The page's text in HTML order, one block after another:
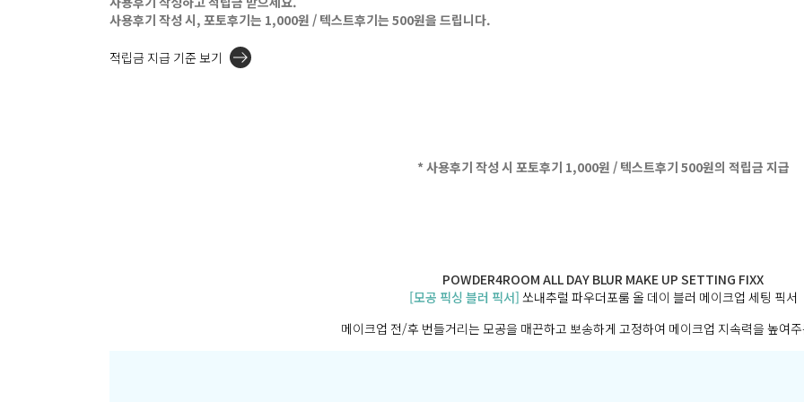
사용후기 작성 시, 포토후기는 1,000원 / 텍스트후기는 500원을 드립니다.
적립금 지급 기준 보기
* 사용후기 작성 시 포토후기 1,000원 / 텍스트후기 500원의 적립금 지급
POWDER4ROOM ALL DAY BLUR MAKE UP SETTING FIXX
[모공 픽싱 블러 픽서] 쏘내추럴 파우더포룸 올 데이 블러 메이크업 세팅 픽서
메이크업 전/후 번들거리는 모공을 매끈하고 뽀송하게 고정하여 메이크업 지속력을 높여